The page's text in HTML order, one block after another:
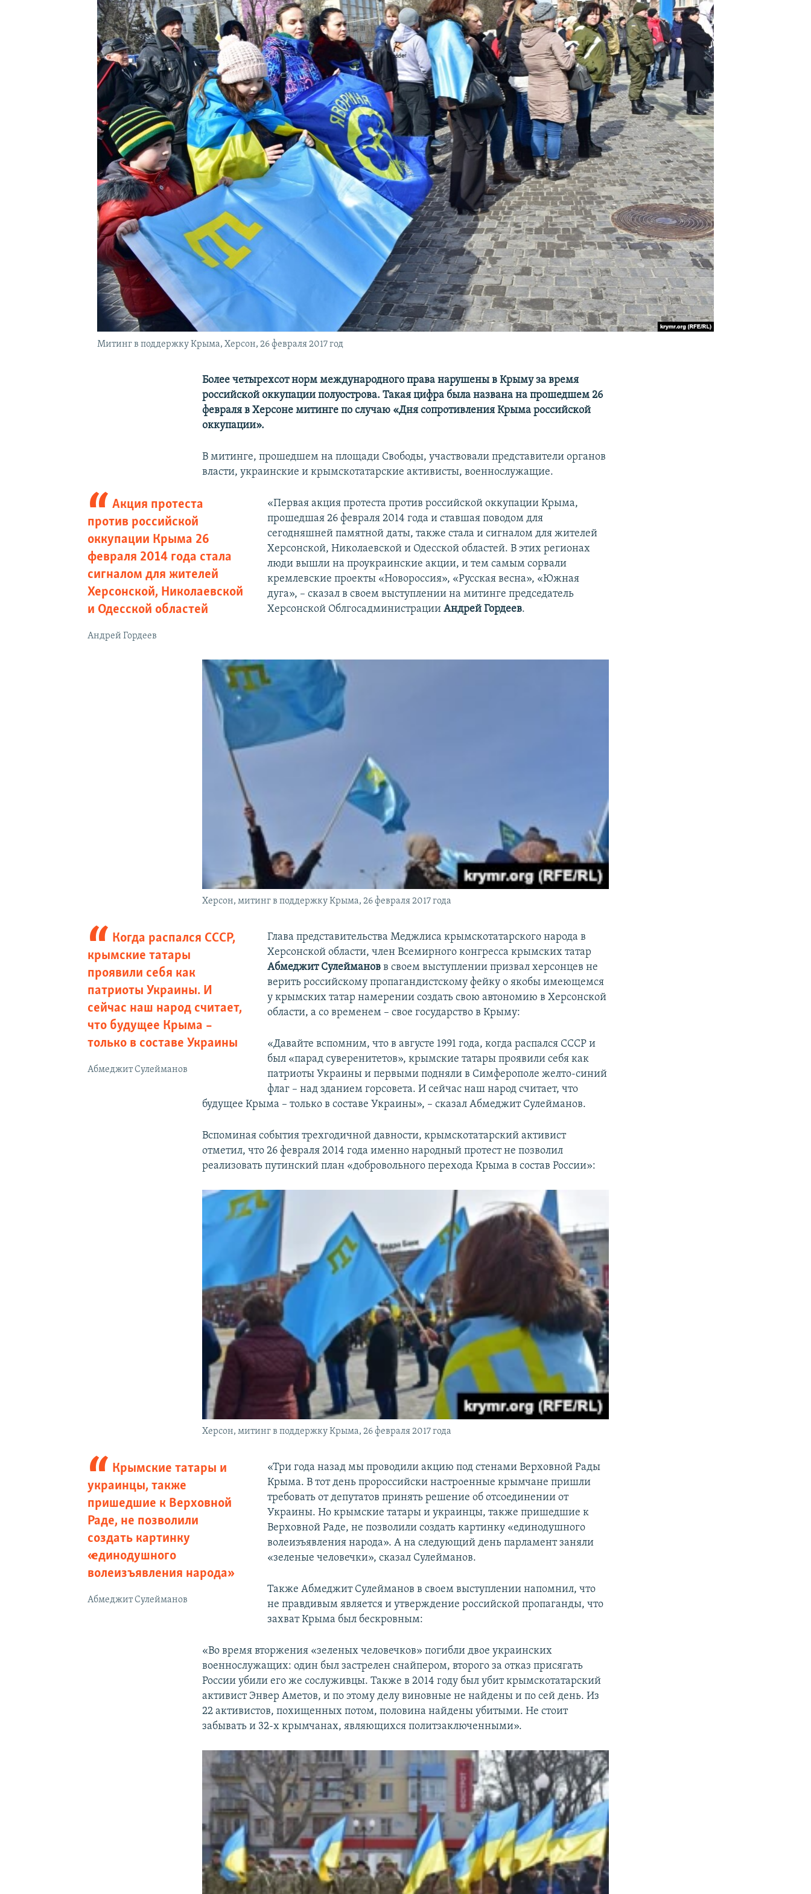
КРЫМ.НЕПОКОРЕННЫЙ
УКРАИНСКАЯ ПРОБЛЕМА КРЫМА
Митинг в поддержку Крыма, Херсон, 26 февраля 2017 год
Более четырехсот норм международного права нарушены в Крыму за время
российской оккупации полуострова. Такая цифра была названа на прошедшем 26
февраля в Херсоне митинге по случаю «Дня сопротивления Крыма российской
оккупации».
В митинге, прошедшем на площади Свободы, участвовали представители органов
власти, украинские и крымскотатарские активисты, военнослужащие.
Акция протеста
против российской
оккупации Крыма 26
февраля 2014 года стала
сигналом для жителей
Херсонской, Николаевской
и Одесской областей
Андрей Гордеев
«Первая акция протеста против российской оккупации Крыма,
прошедшая 26 февраля 2014 года и ставшая поводом для
сегодняшней памятной даты, также стала и сигналом для жителей
Херсонской, Николаевской и Одесской областей. В этих регионах
люди вышли на проукраинские акции, и тем самым сорвали
кремлевские проекты «Новороссия», «Русская весна», «Южная
дуга», – сказал в своем выступлении на митинге председатель
Херсонской ОблгосадминистрацииАндрей Гордеев.
Херсон, митинг в поддержку Крыма, 26 февраля 2017 года
Когда распался СССР,
крымские татары
проявили себя как
патриоты Украины. И
сейчас наш народ считает,
что будущее Крыма –
только в составе Украины
Абмеджит Сулейманов
Глава представительства Меджлиса крымскотатарского народа в
Херсонской области, член Всемирного конгресса крымских татар
Абмеджит Сулеймановв своем выступлении призвал херсонцев не
верить российскому пропагандистскому фейку о якобы имеющемся
у крымских татар намерении создать свою автономию в Херсонской
области, а со временем – свое государство в Крыму:
«Давайте вспомним, что в августе 1991 года, когда распался СССР и
был «парад суверенитетов», крымские татары проявили себя как
патриоты Украины и первыми подняли в Симферополе желто-синий
флаг – над зданием горсовета. И сейчас наш народ считает, что
будущее Крыма – только в составе Украины», – сказал Абмеджит Сулейманов.
Вспоминая события трехгодичной давности, крымскотатарский активист
отметил, что 26 февраля 2014 года именно народный протест не позволил
реализовать путинский план «добровольного перехода Крыма в состав России»:
Херсон, митинг в поддержку Крыма, 26 февраля 2017 года
Крымские татары и
украинцы, также
пришедшие к Верховной
Раде, не позволили
создать картинку
«единодушного
волеизъявления народа»
Абмеджит Сулейманов
«Три года назад мы проводили акцию под стенами Верховной Рады
Крыма. В тот день пророссийски настроенные крымчане пришли
требовать от депутатов принять решение об отсоединении от
Украины. Но крымские татары и украинцы, также пришедшие к
Верховной Раде, не позволили создать картинку «единодушного
волеизъявления народа». А на следующий день парламент заняли
«зеленые человечки», сказал Сулейманов.
Также Абмеджит Сулейманов в своем выступлении напомнил, что
не правдивым является и утверждение российской пропаганды, что
захват Крыма был бескровным:
«Во время вторжения «зеленых человечков» погибли двое украинских
военнослужащих: один был застрелен снайпером, второго за отказ присягать
России убили его же сослуживцы. Также в 2014 году был убит крымскотатарский
активист Энвер Аметов, и по этому делу виновные не найдены и по сей день. Из
22 активистов, похищенных потом, половина найдены убитыми. Не стоит
забывать и 32-х крымчанах, являющихся политзаключенными».